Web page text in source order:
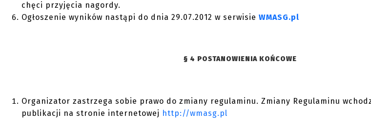
chęci przyjęcia nagordy.
Ogłoszenie wyników nastąpi do dnia 29.07.2012 w serwisie WMASG.pl
§ 4 POSTANOWIENIA KOŃCOWE
Organizator zastrzega sobie prawo do zmiany regulaminu. Zmiany Regulaminu
publikacji na stronie internetowej http://wmasg.pl